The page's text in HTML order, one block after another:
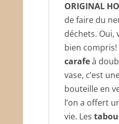
ORIGINAL
de faire du
déchets. Oui,
bien
carafeà
vase, c’est
bouteille en
l’on a offert
vie. Les